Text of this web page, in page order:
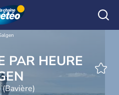
PAR HEURE